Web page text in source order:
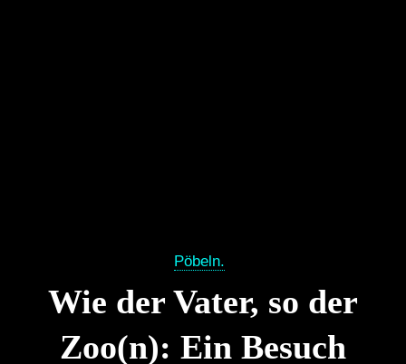
Pöbeln.
Wie der Vater, so der
Zoo(n): Ein Besuch